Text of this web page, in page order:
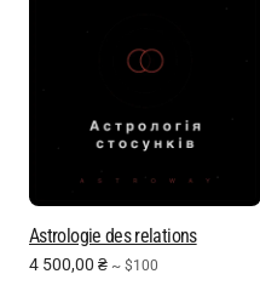
Astrologie des relations
4 500,00 ₴ ~ $100